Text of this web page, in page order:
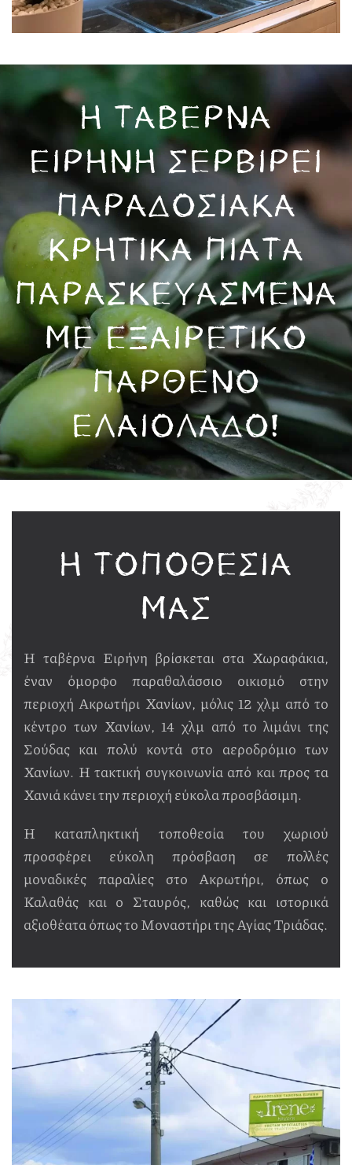
Η ΤΑΒΈΡΝΑ
ΕΙΡΉΝΗ ΣΕΡΒΊΡΕΙ
ΠΑΡΑΔΟΣΙΑΚΆ
ΚΡΗΤΙΚΆ ΠΙΆΤΑ
ΠΑΡΑΣΚΕΥΑΣΜΈΝΑ
ΜΕ ΕΞΑΙΡΕΤΙΚΌ
ΠΑΡΘΈΝΟ
ΕΛΑΙΌΛΑΔΟ!
Η ΤΟΠΟΘΕΣΊΑ
ΜΑΣ
Η ταβέρνα Ειρήνη βρίσκεται στα Χωραφάκια,
έναν όμορφο παραθαλάσσιο οικισμό στην
περιοχή Ακρωτήρι Χανίων, μόλις 12 χλμ από το
κέντρο των Χανίων, 14 χλμ από το λιμάνι της
Σούδας και πολύ κοντά στο αεροδρόμιο των
Χανίων. Η τακτική συγκοινωνία από και προς τα
Χανιά κάνει την περιοχή εύκολα προσβάσιμη.
Η καταπληκτική τοποθεσία του χωριού
προσφέρει εύκολη πρόσβαση σε πολλές
μοναδικές παραλίες στο Ακρωτήρι, όπως ο
Καλαθάς και ο Σταυρός, καθώς και ιστορικά
αξιοθέατα όπως το Μοναστήρι της Αγίας Τριάδας.